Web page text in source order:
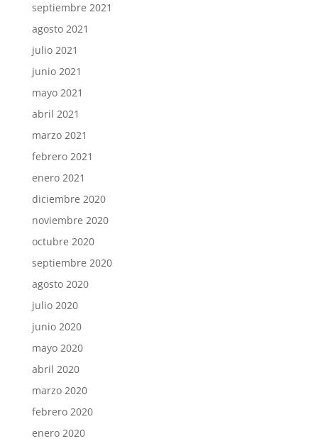
septiembre 2021
agosto 2021
julio 2021
junio 2021
mayo 2021
abril 2021
marzo 2021
febrero 2021
enero 2021
diciembre 2020
noviembre 2020
octubre 2020
septiembre 2020
agosto 2020
julio 2020
junio 2020
mayo 2020
abril 2020
marzo 2020
febrero 2020
enero 2020